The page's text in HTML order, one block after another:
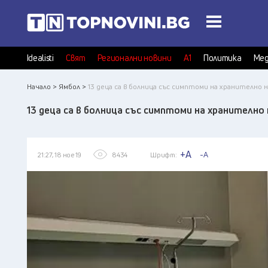
Idealisti Свят Регионални новини А1 Политика
Начало > Ямбол > 13 деца са в болница със симптоми на хранително
13 деца са в болница със симптоми на
21:27, 18 ное 19 8434 Шрифт: +A -A